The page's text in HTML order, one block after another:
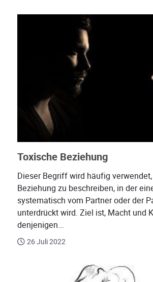
Toxische Beziehung
Dieser Begriff wird häufig
Beziehung zu beschreiben, in der
systematisch vom Partner oder der
unterdrückt wird. Ziel ist, Macht und
denjenigen...
26 Juli 2022